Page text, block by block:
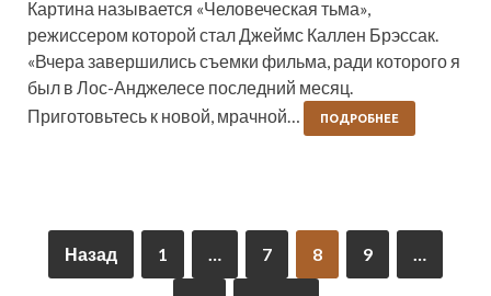
Картина называется «Человеческая тьма»,
режиссером которой стал Джеймс Каллен Брэссак.
«Вчера завершились съемки фильма, ради которого я
был в Лос-Анджелесе последний месяц.
Приготовьтесь к новой, мрачной…
ПОДРОБНЕЕ
Назад 1 … 7 8 9 …